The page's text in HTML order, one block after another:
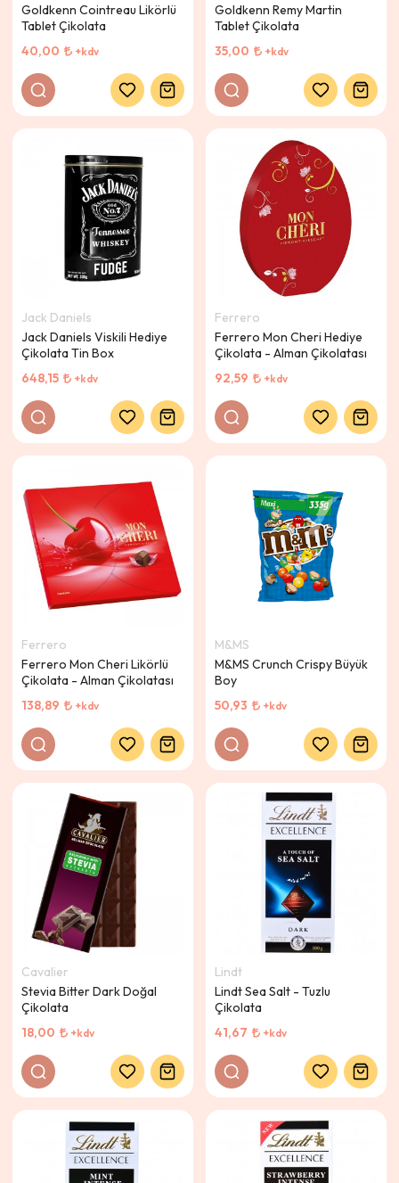
Goldkenn Cointreau Likörlü
Tablet Çikolata
40,00
+kdv
Goldkenn Remy Martin
Tablet Çikolata
35,00
+kdv
Jack Daniels
Jack Daniels Viskili Hediye
Çikolata Tin Box
648,15
+kdv
Ferrero
Ferrero Mon Cheri Hediye
Çikolata - Alman Çikolatası
92,59
+kdv
Ferrero
Ferrero Mon Cheri Likörlü
Çikolata - Alman Çikolatası
138,89
+kdv
M&MS
M&MS Crunch Crispy Büyük
Boy
50,93
+kdv
Cavalier
Stevia Bitter Dark Doğal
Çikolata
18,00
+kdv
Lindt
Lindt Sea Salt - Tuzlu
Çikolata
41,67
+kdv